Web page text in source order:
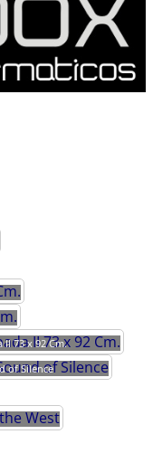
II 73 x 92 Cm.
of Silence